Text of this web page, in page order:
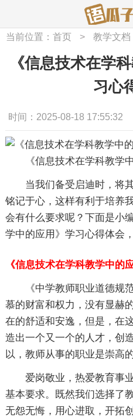
当前位置： 首页 > 教学文档
《信息技术在学
习心
时间：2025-08-18 17:55:32
《信息技术在学科教学
当我们备受启迪时，将
铭记于心，这样有利于培养
会有什么要求呢？下面是小
学中的应用》学习心得体会
《信息技术在学科教学中的
《中学教师职业道德规
慕的财富和权力，没有显赫
在的舒适和安逸，但是，在
造出一个又一个的人才，创
以，教师从事的职业是崇高
爱岗敬业，热爱教育事
基本要求。既然我们选择了
无怨无悔，用心进取，开拓